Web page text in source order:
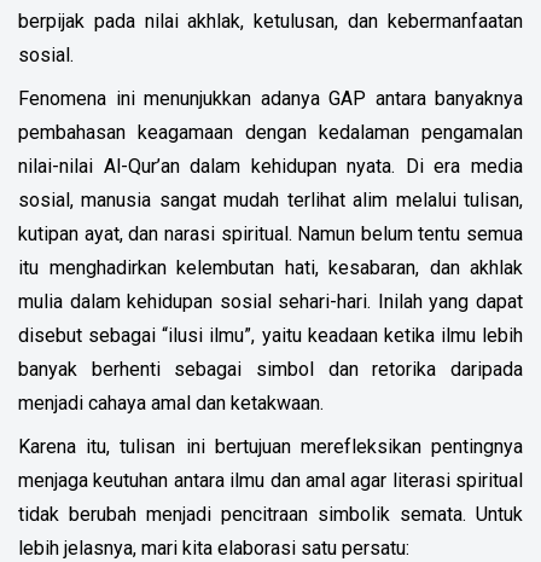
berpijak pada nilai akhlak, ketulusan, dan kebermanfaatan
sosial.
Fenomena ini menunjukkan adanya GAP antara banyaknya
pembahasan keagamaan dengan kedalaman pengamalan
nilai-nilai Al-Qur’an dalam kehidupan nyata. Di era media
sosial, manusia sangat mudah terlihat alim melalui tulisan,
kutipan ayat, dan narasi spiritual. Namun belum tentu semua
itu menghadirkan kelembutan hati, kesabaran, dan akhlak
mulia dalam kehidupan sosial sehari-hari. Inilah yang dapat
disebut sebagai “ilusi ilmu”, yaitu keadaan ketika ilmu lebih
banyak berhenti sebagai simbol dan retorika daripada
menjadi cahaya amal dan ketakwaan.
Karena itu, tulisan ini bertujuan merefleksikan pentingnya
menjaga keutuhan antara ilmu dan amal agar literasi spiritual
tidak berubah menjadi pencitraan simbolik semata. Untuk
lebih jelasnya, mari kita elaborasi satu persatu: